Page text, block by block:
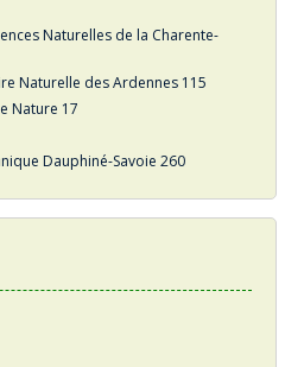
Naturelles de la Charente-
Naturelle des Ardennes 115
Nature 17
Dauphiné-Savoie 260